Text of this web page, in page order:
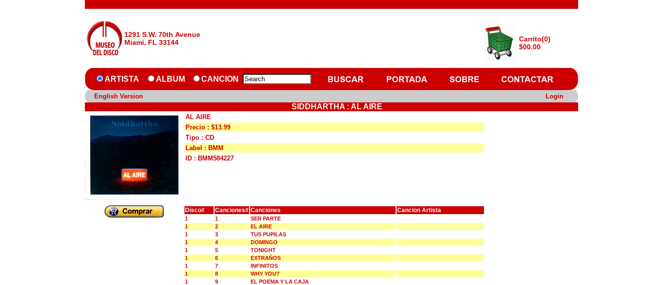
1291 S.W. 70th Avenue
Miami, FL 33144
Carrito(0)
$00.00
ARTISTA ALBUM CANCION
English Version Login
SIDDHARTHA : AL AIRE
AL AIRE
Precio : $13.99
Tipo : CD
Label : BMM
ID : BMM584227
Disco# Canciones# Canciones Cancion Artista
1 1
SER PARTE
1
2
EL AIRE
1
3
TUS PUPILAS
1
4
DOMINGO
1
5
TONIGHT
1
6
EXTRAÑOS
1
7
INFINITOS
1
8
WHY YOU?
1
9
EL POEMA Y LA CAJA